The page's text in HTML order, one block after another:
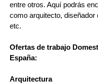
entre otros. Aquí podrás
como arquitecto, diseñador
etc.
Ofertas de trabajo
España:
Arquitectura